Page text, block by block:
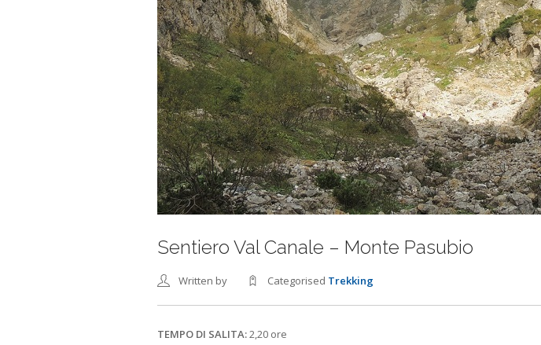
Sentiero Val Canale – Monte Pasubio
Written by Categorised Trekking
TEMPO DI SALITA:2,20 ore